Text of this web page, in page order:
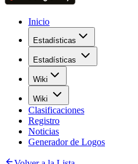
Inicio
Estadísticas
Estadísticas
Wiki
Wiki
Clasificaciones
Registro
Noticias
Generador de Logos